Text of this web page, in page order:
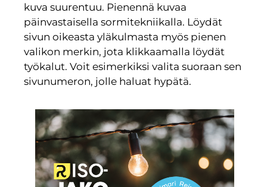
kuva suurentuu. Pienennä kuvaa
päinvastaisella sormitekniikalla. Löydät
sivun oikeasta yläkulmasta myös pienen
valikon merkin, jota klikkaamalla löydät
työkalut. Voit esimerkiksi valita suoraan sen
sivunumeron, jolle haluat hypätä.